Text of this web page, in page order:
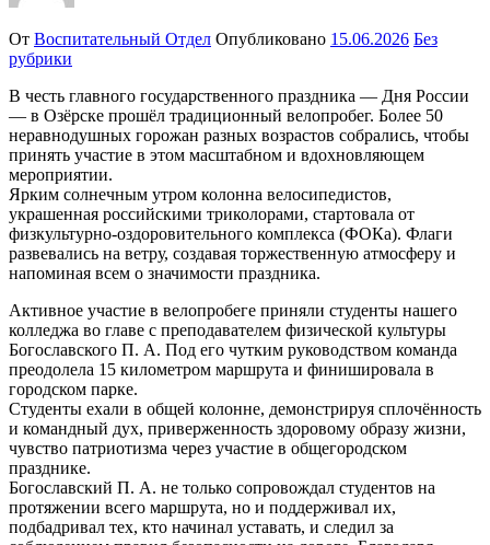
От Воспитательный Отдел Опубликовано 15.06.2026 Без
рубрики
В честь главного государственного праздника — Дня России
— в Озёрске прошёл традиционный велопробег. Более 50
неравнодушных горожан разных возрастов собрались, чтобы
принять участие в этом масштабном и вдохновляющем
мероприятии.
Ярким солнечным утром колонна велосипедистов,
украшенная российскими триколорами, стартовала от
физкультурно‑оздоровительного комплекса (ФОКа). Флаги
развевались на ветру, создавая торжественную атмосферу и
напоминая всем о значимости праздника.
Активное участие в велопробеге приняли студенты нашего
колледжа во главе с преподавателем физической культуры
Богославского П. А. Под его чутким руководством команда
преодолела 15 километром маршрута и финишировала в
городском парке.
Студенты ехали в общей колонне, демонстрируя сплочённость
и командный дух, приверженность здоровому образу жизни,
чувство патриотизма через участие в общегородском
празднике.
Богославский П. А. не только сопровождал студентов на
протяжении всего маршрута, но и поддерживал их,
подбадривал тех, кто начинал уставать, и следил за